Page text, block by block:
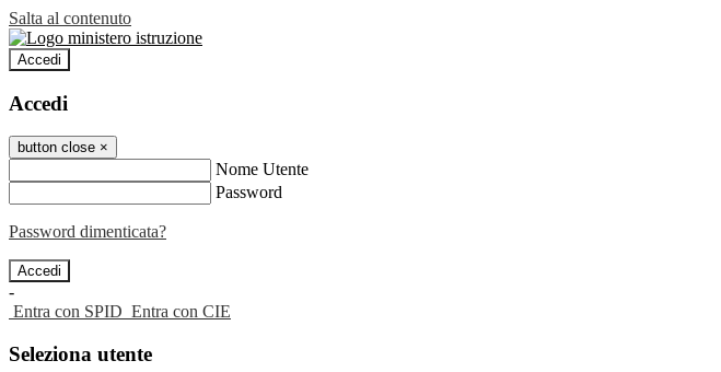
Salta al contenuto
Accedi
Accedi
button close ×
Nome Utente
Password
Password dimenticata?
-
Entra con SPID Entra con CIE
Seleziona utente